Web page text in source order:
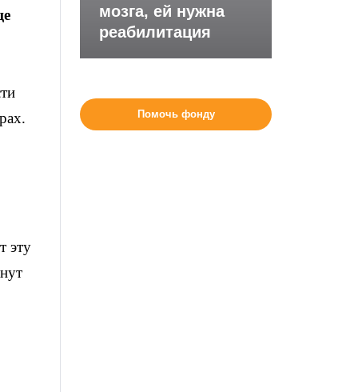
эту
мозга, ей нужна
реабилитация
Помочь фонду